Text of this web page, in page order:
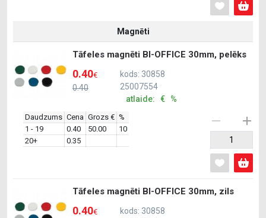
Magnēti
Tāfeles magnēti BI-OFFICE 30mm, pelēks
0.40
0.40€
kods: 30858
25007554
atlaide: € %
Daudzums Cena Grozs € %
1 - 19
0.40 50.00
10
20+
0.35
Tāfeles magnēti BI-OFFICE 30mm, zils
0.40€
kods: 30858